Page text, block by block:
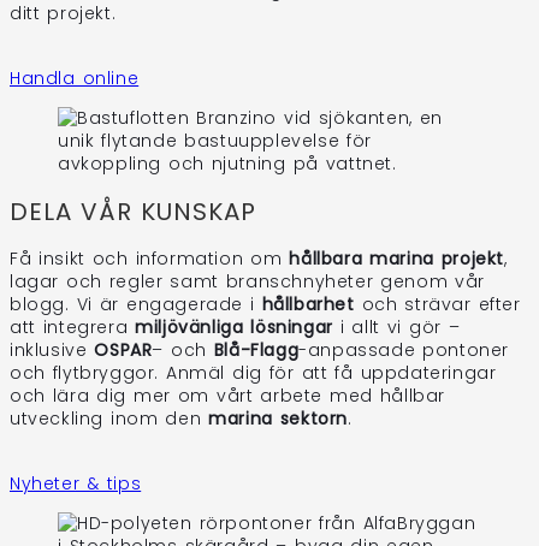
ditt projekt.
Handla online
DELA VÅR KUNSKAP
Få insikt och information omhållbara marina projekt,
lagar och regler samt branschnyheter genom vår
blogg. Vi är engagerade i hållbarhet och strävar efter
att integreramiljövänliga lösningar i allt vi gör –
inklusiveOSPAR– och Blå-Flagg-anpassade pontoner
och flytbryggor. Anmäl dig för att få uppdateringar
och lära dig mer om vårt arbete med hållbar
utveckling inom denmarina sektorn.
Nyheter & tips